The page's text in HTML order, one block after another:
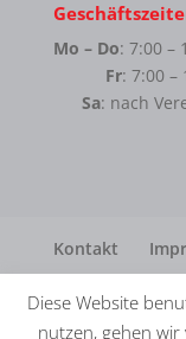
Mo – Do: 7:00 –
Fr: 7:00 –
Sa: nach
Kontakt
Diese Website
nutzen, gehen wir